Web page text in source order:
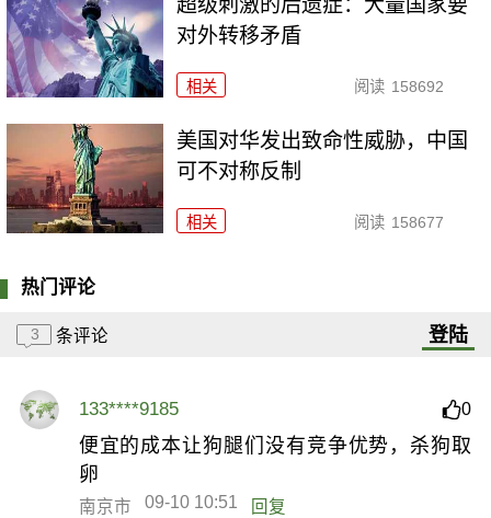
超级刺激的后遗症：大量国家要
对外转移矛盾
相关 阅读 158692
美国对华发出致命性威胁，中国
可不对称反制
相关 阅读 158677
热门评论
3 条评论 登陆
133****9185 0
便宜的成本让狗腿们没有竞争优势，杀狗取
卵
南京市 09-10 10:51 回复